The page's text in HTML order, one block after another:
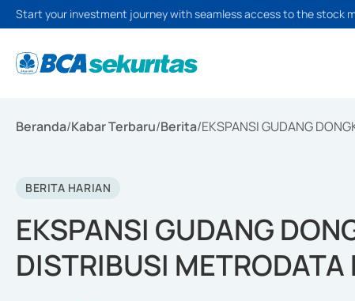
Start your investment journey with seamless access to the stock
Beranda/Kabar Terbaru/Berita/EKSPANSI GUDANG
BERITA HARIAN
EKSPANSI GUDANG
DISTRIBUSI